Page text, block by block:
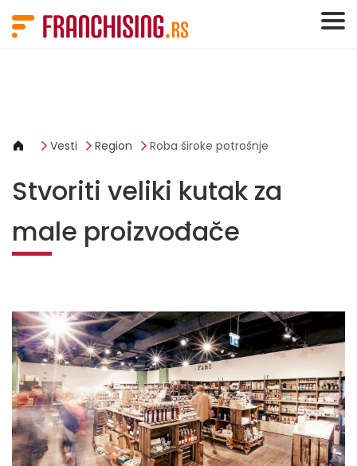
Vesti Region Roba široke potrošnje
Stvoriti veliki kutak za
male proizvođače